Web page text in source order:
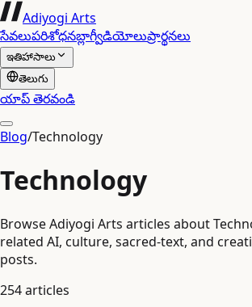
Adiyogi Arts
సేవలుపరిశోధనబ్లాగ్వీడియోలుప్రార్థనలు
ఇతిహాసాలు
తెలుగు
యాప్ తెరవండి
Blog/Technology
Technology
Browse Adiyogi Arts articles about
related AI, culture, sacred-text, and
posts.
254articles